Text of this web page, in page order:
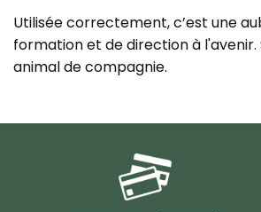
Utilisée correctement, c’est une
formation et de direction à
animal de compagnie.